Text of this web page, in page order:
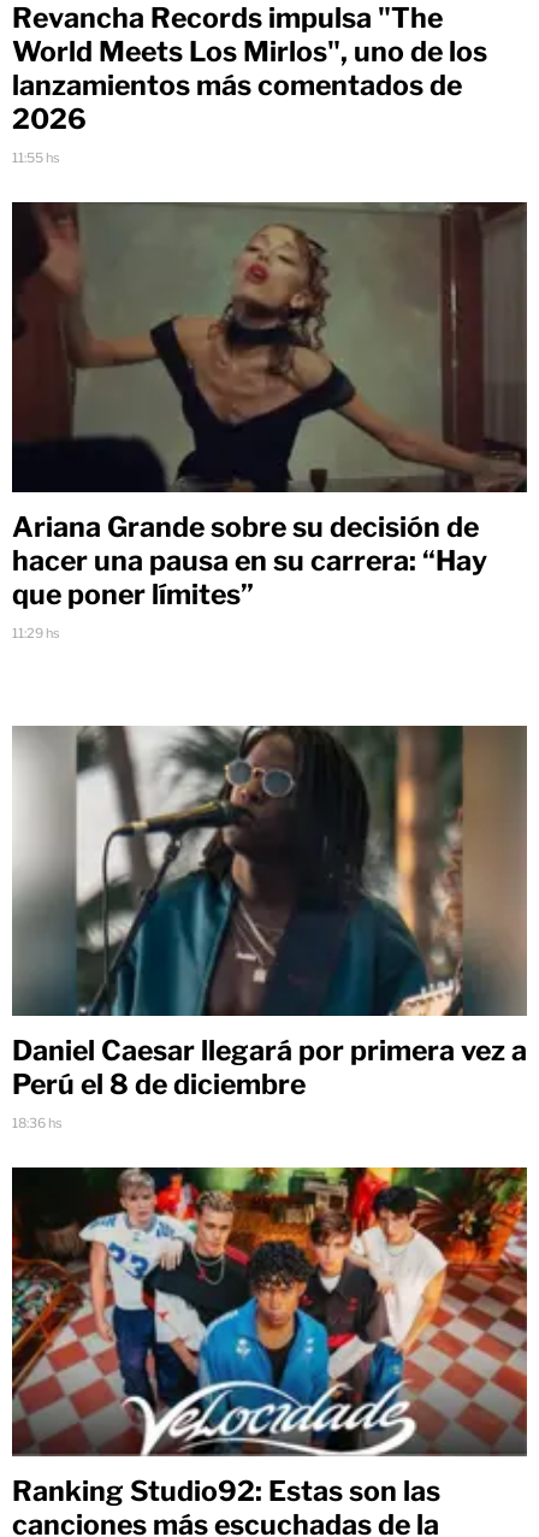
Revancha Records impulsa "The
World Meets Los Mirlos", uno de los
lanzamientos más comentados de
2026
11:55 hs
Ariana Grande sobre su decisión de
hacer una pausa en su carrera: “Hay
que poner límites”
11:29 hs
Daniel Caesar llegará por primera vez a
Perú el 8 de diciembre
18:36 hs
Ranking Studio92: Estas son las
canciones más escuchadas de la